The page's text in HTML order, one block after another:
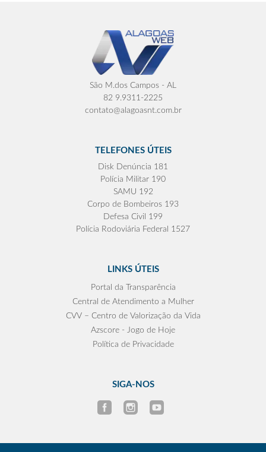
São M.dos Campos - AL
82 9.9311-2225
contato@alagoasnt.com.br
TELEFONES ÚTEIS
Disk Denúncia 181
Polícia Militar 190
SAMU 192
Corpo de Bombeiros 193
Defesa Civil 199
Polícia Rodoviária Federal 1527
LINKS ÚTEIS
Portal da Transparência
Central de Atendimento a Mulher
CVV – Centro de Valorização da Vida
Azscore - Jogo de Hoje
Política de Privacidade
SIGA-NOS